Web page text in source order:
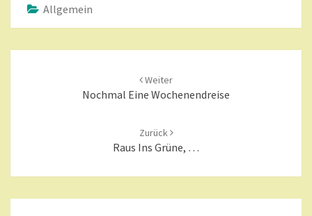
Allgemein
Weiter
Nochmal Eine Wochenendreise
Zurück
Raus Ins Grüne, …